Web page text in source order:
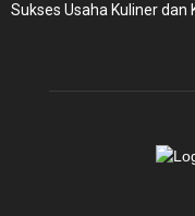
Sukses Usaha Kuliner